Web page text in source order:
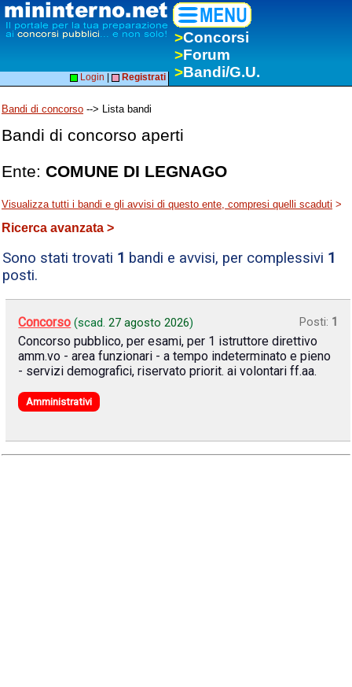
>Concorsi
>Forum
>Bandi/G.U.
Login Registrati
Bandi di concorso --> Lista bandi
Bandi di concorso aperti
Ente: COMUNE DI LEGNAGO
Visualizza tutti i bandi e gli avvisi di questo ente, compresi quelli scaduti >
Ricerca avanzata >
Sono stati trovati 1 bandi e avvisi, per complessivi 1
posti.
Concorso (scad.27 agosto 2026) Posti: 1
Concorso pubblico, per esami, per 1 istruttore direttivo
amm.vo - area funzionari - a tempo indeterminato e pieno
- servizi demografici, riservato priorit. ai volontari ff.aa.
Amministrativi